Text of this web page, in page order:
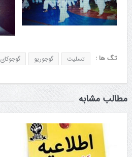
تگ ها : تسلیت گوجوریو گوجوکای
مطالب مشابه